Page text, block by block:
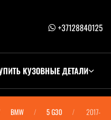
+37128840125
КУЗОВНЫЕ ДЕТАЛИ
BMW 5 G30 2017-